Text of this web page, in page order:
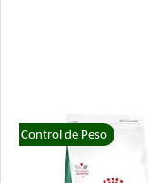
Control de Peso